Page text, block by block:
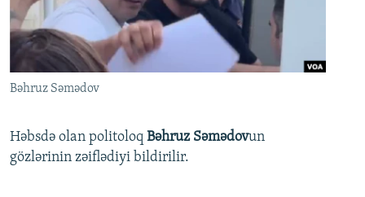
Bəhruz Səmədov
Həbsdə olan politoloq Bəhruz Səmədovun
gözlərinin zəiflədiyi bildirilir.